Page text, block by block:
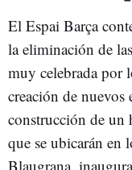
El Espai Barça
la eliminación de
muy celebrada por
creación de nuevos
construcción de un
que se ubicarán en
Blaugrana,